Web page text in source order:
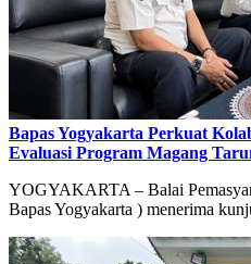
Bapas Yogyakarta Perkuat
Evaluasi Program Magang
YOGYAKARTA – Balai
Bapas Yogyakarta ) menerima